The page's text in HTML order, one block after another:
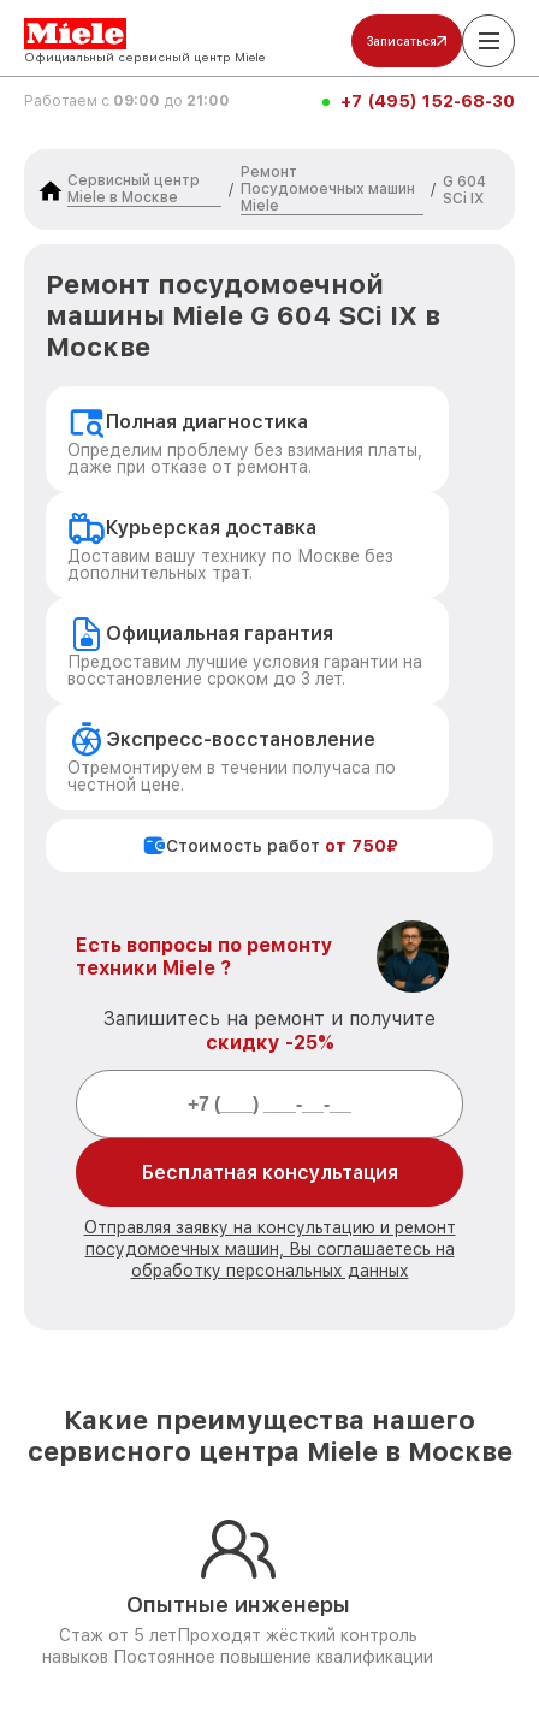
Официальный сервисный центр Miele
Записаться
Работаем с 09:00 до 21:00 +7 (495) 152-68-30
Сервисный центр
Miele в Москве
/
Ремонт
Посудомоечных машин
Miele
/ G 604
SCi IX
Ремонт посудомоечной
машины Miele G 604 SCi IX в
Москве
Полная диагностика
Определим проблему без взимания платы,
даже при отказе от ремонта.
Курьерская доставка
Доставим вашу технику по Москве без
дополнительных трат.
Официальная гарантия
Предоставим лучшие условия гарантии на
восстановление сроком до 3 лет.
Экспресс-восстановление
Отремонтируем в течении получаса по
честной цене.
Стоимость работ от 750₽
Есть вопросы по ремонту
техники Miele ?
Запишитесь на ремонт и получите
скидку -25%
Бесплатная консультация
Отправляя заявку на консультацию и ремонт
посудомоечных машин, Вы соглашаетесь на
обработку персональных данных
Какие преимущества нашего
сервисного центра Miele в Москве
Опытные инженеры
Стаж от 5 лет Проходят жёсткий контроль
навыков Постоянное повышение квалификации